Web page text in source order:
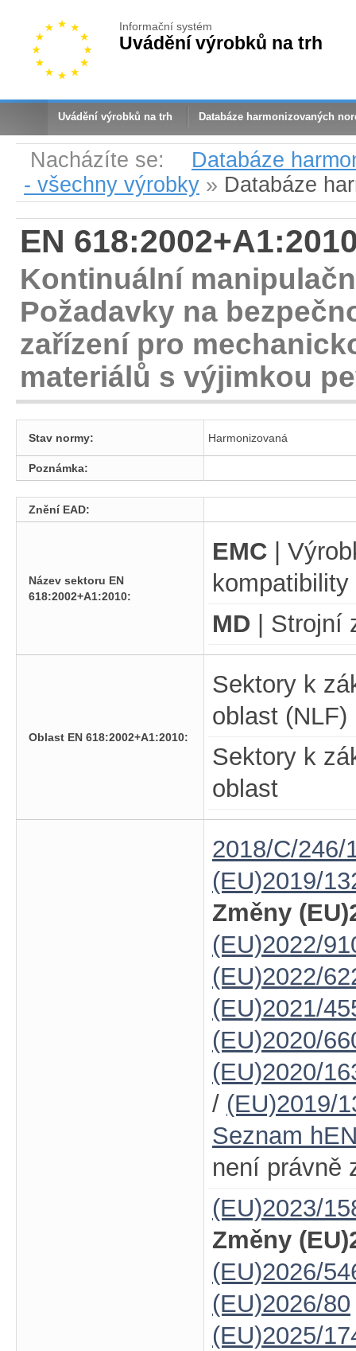
Informační systém
Uvádění výrobků na trh
Uvádění výrobků na trh Databáze harmonizovaných
Nacházíte se:
Databáze
- všechny výrobky » Databáze
EN
Kontinuální
Požadavky na
zařízení pro
materiálů s výjimkou
Stav normy: Harmonizovaná
Poznámka:
Znění EAD:
Název sektoru EN
618:2002+A1:2010:
EMC |
kompatibility
MD | Strojní
Oblast EN 618:2002+A1:2010:
Sektory k
oblast (NLF)
Sektory k
oblast
2018/C/246/
(EU)2019/
Změny
(EU)2022/
(EU)2022/
(EU)2021/
(EU)2020/
(EU)2020/
/ (EU)2019/
Seznam
není právně
(EU)2023/
Změny
(EU)2026/
(EU)2026/80
(EU)2025/